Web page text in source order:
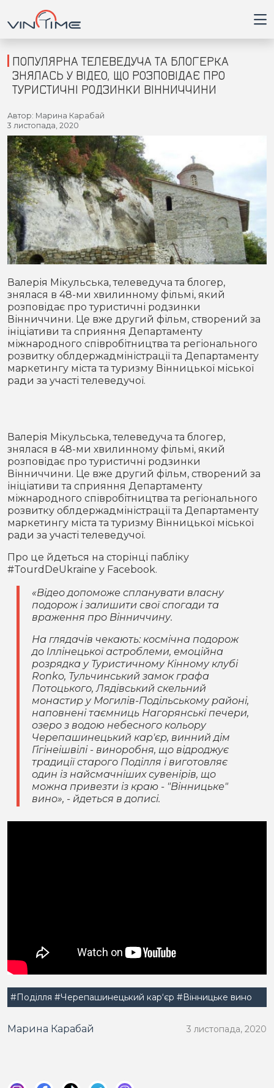
Головна
Війна
Новини
Кримінал
Здоров'я
Приватна думка
В кулуарах
Місто
Життя
Відео
Конфлікти
Спорт
Історія
Спорт
Підписатись на нас у Telegram
ПОПУЛЯРНА ТЕЛЕВЕДУЧА ТА БЛОГЕРКА
ЗНЯЛАСЬ У ВІДЕО, ЩО РОЗПОВІДАЄ ПРО
ТУРИСТИЧНІ РОДЗИНКИ ВІННИЧЧИНИ
Автор: Марина Карабай
3 листопада, 2020
Валерія Мікульська, телеведуча та блогер,
знялася в 48-ми хвилинному фільмі, який
розповідає про туристичні родзинки
Вінниччини. Це вже другий фільм, створений за
ініціативи та сприяння Департаменту
міжнародного співробітництва та регіонального
розвитку облдержадміністрації та Департаменту
маркетингу міста та туризму Вінницької міської
ради за участі телеведучої.
Валерія Мікульська, телеведуча та блогер,
знялася в 48-ми хвилинному фільмі, який
розповідає про туристичні родзинки
Вінниччини. Це вже другий фільм, створений за
ініціативи та сприяння Департаменту
міжнародного співробітництва та регіонального
розвитку облдержадміністрації та Департаменту
маркетингу міста та туризму Вінницької міської
ради за участі телеведучої.
Про це йдеться на сторінці пабліку
#TourdDeUkraine у Facebook.
«Відео допоможе спланувати власну
подорож і залишити свої спогади та
враження про Вінниччину.
На глядачів чекають: космічна подорож
до Іллінецької астроблеми, емоційна
розрядка у Туристичному Кінному клубі
Ronko, Тульчинський замок графа
Потоцького, Лядівський скельний
монастир у Могилів-Подільському районі,
наповнені таємниць Нагорянські печери,
озеро з водою небесного кольору
Черепашинецький кар'єр, винний дім
Гігінеішвілі - виноробня, що відроджує
традиції старого Поділля і виготовляє
один із найсмачніших сувенірів, що
можна привезти із краю - "Вінницьке"
вино», - йдеться в дописі.
#Поділля #Черепашинецький кар‘єр #Вінницьке вино
Марина Карабай 3 листопада, 2020